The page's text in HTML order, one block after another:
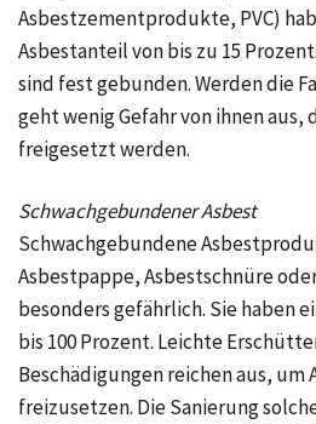
Asbestzementprodukte, PVC)
Asbestanteil von bis zu 15
sind fest gebunden. Werden die
geht wenig Gefahr von ihnen aus,
freigesetzt werden.
Schwachgebundener Asbest
Schwachgebundene
Asbestpappe, Asbestschnüre
besonders gefährlich. Sie haben
bis 100 Prozent. Leichte
Beschädigungen reichen aus, um
freizusetzen. Die Sanierung